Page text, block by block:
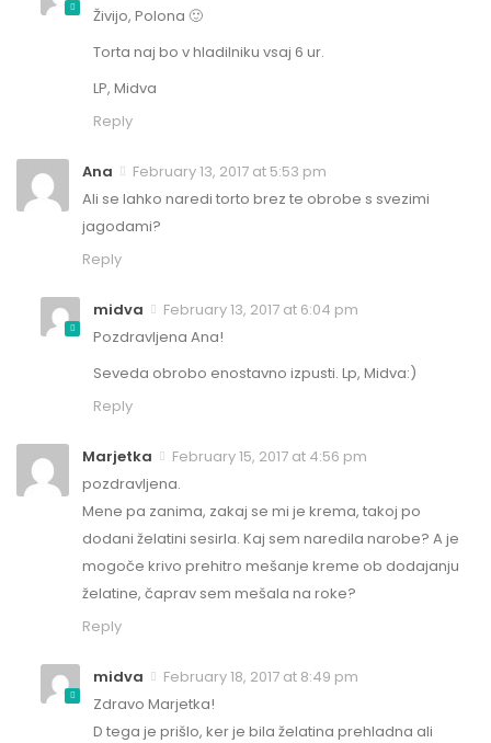
Živijo, Polona 🙂
Torta naj bo v hladilniku vsaj 6 ur.
LP, Midva
Reply
Ana
February 13, 2017 at 5:53 pm
Ali se lahko naredi torto brez te obrobe s svezimi
jagodami?
Reply
midva
February 13, 2017 at 6:04 pm
Pozdravljena Ana!
Seveda obrobo enostavno izpusti. Lp, Midva:)
Reply
Marjetka
February 15, 2017 at 4:56 pm
pozdravljena.
Mene pa zanima, zakaj se mi je krema, takoj po
dodani želatini sesirla. Kaj sem naredila narobe? A je
mogoče krivo prehitro mešanje kreme ob dodajanju
želatine, čaprav sem mešala na roke?
Reply
midva
February 18, 2017 at 8:49 pm
Zdravo Marjetka!
D tega je prišlo, ker je bila želatina prehladna ali